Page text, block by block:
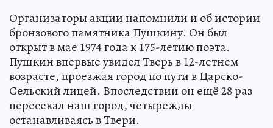
Организаторы акции напомнили и об истории
бронзового памятника Пушкину. Он был
открыт в мае 1974 года к 175-летию поэта.
Пушкин впервые увидел Тверь в 12-летнем
возрасте, проезжая город по пути в Царско-
Сельский лицей. Впоследствии он ещё 28 раз
пересекал наш город, четырежды
останавливаясь в Твери.